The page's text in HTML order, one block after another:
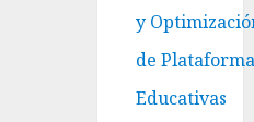
y
de
Educativas